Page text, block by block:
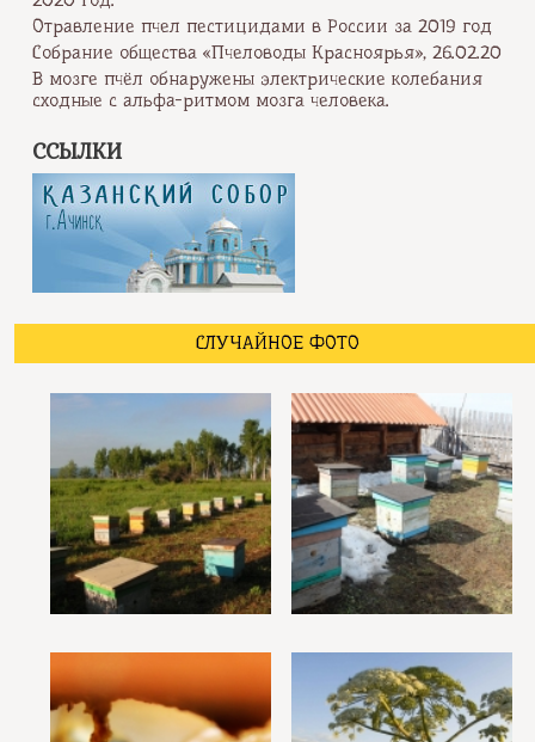
Отравление пчел пестицидами в России за 2019 год
Собрание общества «Пчеловоды Красноярья», 26.02.20
В мозге пчёл обнаружены электрические колебания
сходные с альфа-ритмом мозга человека.
ССЫЛКИ
СЛУЧАЙНОЕ ФОТО